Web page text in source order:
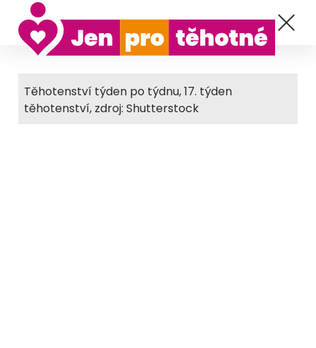
Těhotenství týden po týdnu, 17. týden
těhotenství, zdroj: Shutterstock